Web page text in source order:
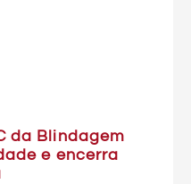
da Blindagem
e encerra